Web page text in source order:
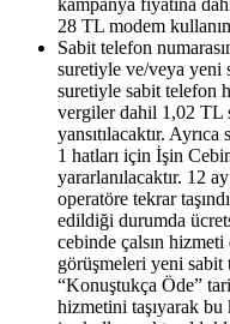
28 TL modem
Sabit telefon
suretiyle ve/veya yeni
suretiyle sabit telefon
vergiler dahil 1,02 TL
yansıtılacaktır.
1 hatları için İşin
yararlanılacaktır. 12
operatöre tekrar
edildiği durumda
cebinde çalsın
görüşmeleri yeni
“Konuştukça Öde”
hizmetini taşıyarak